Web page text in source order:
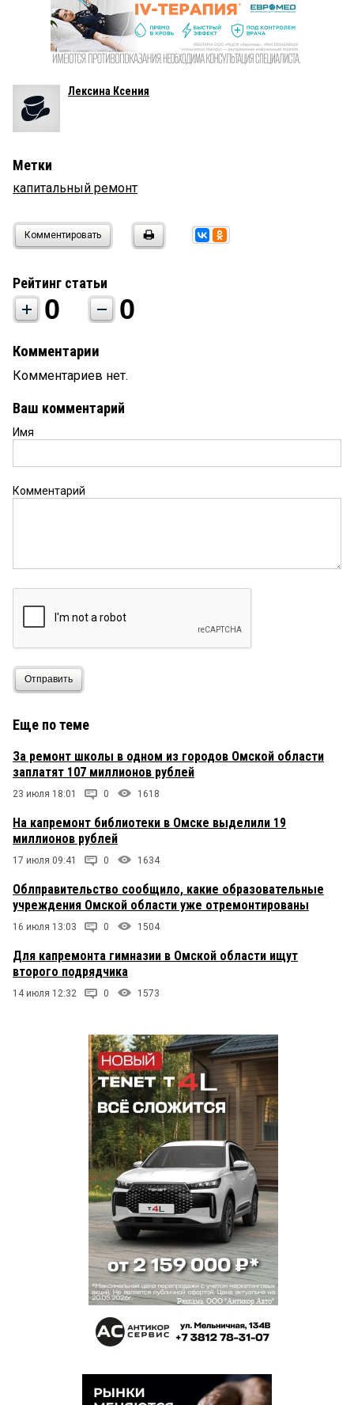
Лексина Ксения
Метки
капитальный ремонт
Комментировать
Рейтинг статьи
0 0
Комментарии
Комментариев нет.
Ваш комментарий
Имя
Комментарий
Отправить
Еще по теме
За ремонт школы в одном из городов Омской области
заплатят 107 миллионов рублей
23 июля 18:01 0 1618
На капремонт библиотеки в Омске выделили 19
миллионов рублей
17 июля 09:41 0 1634
Облправительство сообщило, какие образовательные
учреждения Омской области уже отремонтированы
16 июля 13:03 0 1504
Для капремонта гимназии в Омской области ищут
второго подрядчика
14 июля 12:32 0 1573